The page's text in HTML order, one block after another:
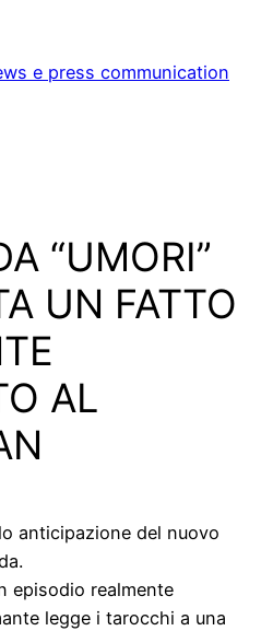
e press communication
“UMORI”
UN FATTO
AL
anticipazione del nuovo
episodio realmente
legge i tarocchi a una